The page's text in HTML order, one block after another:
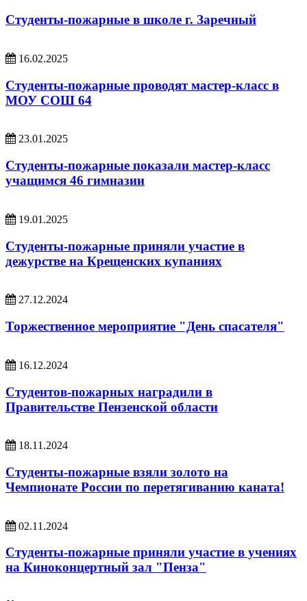
Студенты-пожарные в школе г. Заречный
16.02.2025
Студенты-пожарные проводят мастер-класс в
МОУ СОШ 64
23.01.2025
Студенты-пожарные показали мастер-класс
учащимся 46 гимназии
19.01.2025
Студенты-пожарные приняли участие в
дежурстве на Крещенских купаниях
27.12.2024
Торжественное мероприятие "День спасателя"
16.12.2024
Студентов-пожарных наградили в
Правительстве Пензенской области
18.11.2024
Студенты-пожарные взяли золото на
Чемпионате России по перетягиванию каната!
02.11.2024
Студенты-пожарные приняли участие в учениях
на Киноконцертный зал "Пенза"